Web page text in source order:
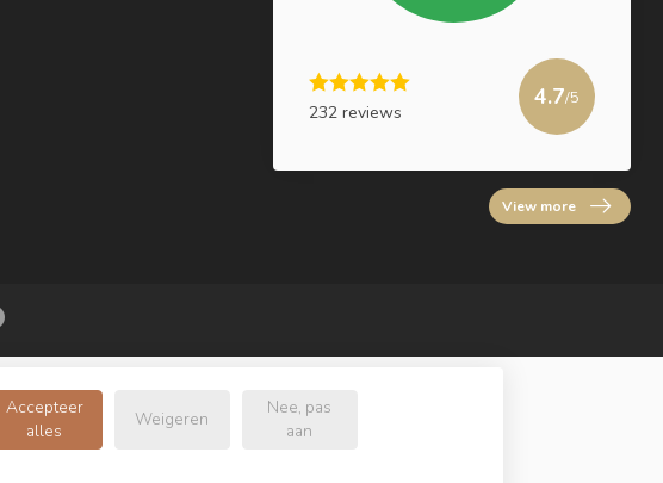
232 reviews
4.7/5
View more
Accepteer
alles
Weigeren
Nee, pas
aan